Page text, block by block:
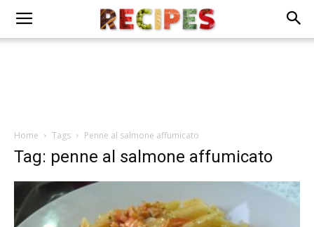
Home Tags Penne al salmone affumicato
Tag: penne al salmone affumicato